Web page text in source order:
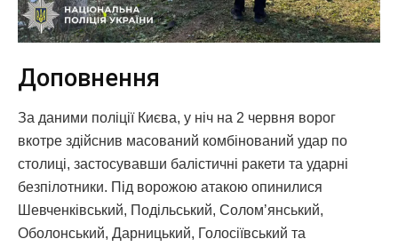
Доповнення
За даними поліції Києва, у ніч на 2 червня ворог
вкотре здійснив масований комбінований удар по
столиці, застосувавши балістичні ракети та ударні
безпілотники. Під ворожою атакою опинилися
Шевченківський, Подільський, Соломʼянський,
Оболонський, Дарницький, Голосіївський та